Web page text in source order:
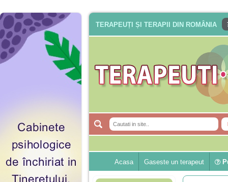
TERAPEUȚI ȘI TERAPII DIN ROMÂNIA
Acasa Gaseste un terapeut